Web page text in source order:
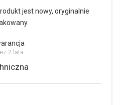
jest nowy, oryginalnie
2 lata